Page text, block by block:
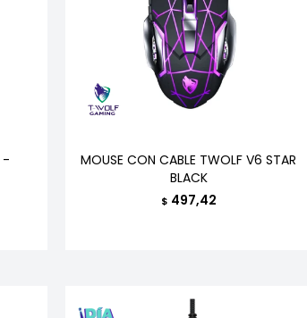
-
MOUSE CON CABLE TWOLF V6 STAR
BLACK
$ 497,42